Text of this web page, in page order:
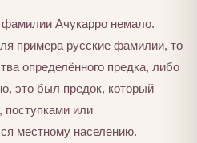
Ачукарро немало.
примера русские фамилии, то
определённого предка, либо
это был предок, который
поступками или
местному населению.